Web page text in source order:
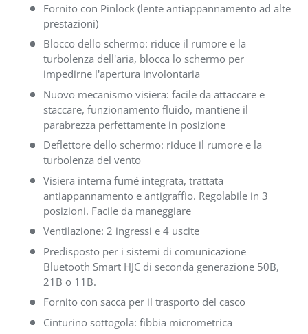
Fornito con Pinlock (lente antiappannamento ad alte
prestazioni)
Blocco dello schermo: riduce il rumore e la
turbolenza dell'aria, blocca lo schermo per
impedirne l'apertura involontaria
Nuovo mecanismo visiera: facile da attaccare e
staccare, funzionamento fluido, mantiene il
parabrezza perfettamente in posizione
Deflettore dello schermo: riduce il rumore e la
turbolenza del vento
Visiera interna fumé integrata, trattata
antiappannamento e antigraffio. Regolabile in 3
posizioni. Facile da maneggiare
Ventilazione: 2 ingressi e 4 uscite
Predisposto per i sistemi di comunicazione
Bluetooth Smart HJC di seconda generazione 50B,
21B o 11B.
Fornito con sacca per il trasporto del casco
Cinturino sottogola: fibbia micrometrica